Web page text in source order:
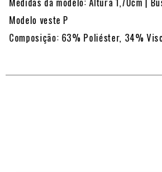
Modelo veste P
Composição: 63% Poliéster, 34%